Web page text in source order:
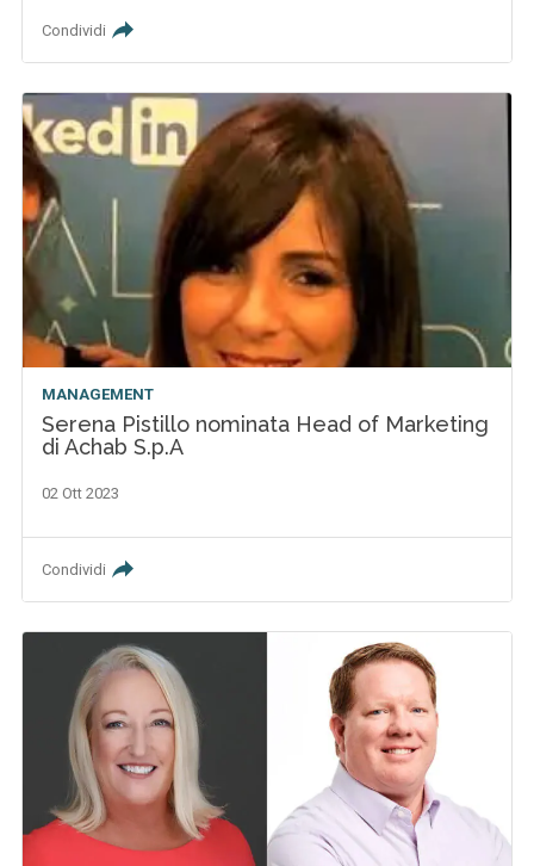
Condividi
MANAGEMENT
Serena Pistillo nominata Head of Marketing
di Achab S.p.A
02 Ott 2023
Condividi